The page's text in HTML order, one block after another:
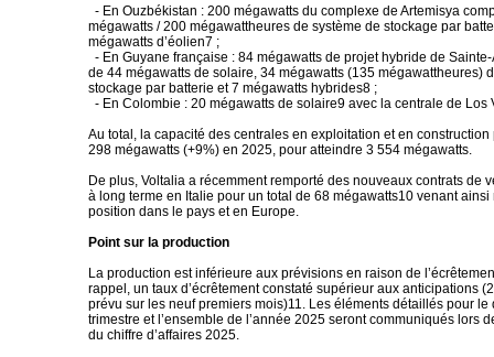
- En Ouzbékistan : 200 mégawatts du complexe de Artemisya
mégawatts / 200 mégawattheures de système de stockage par
mégawatts d’éolien7 ;
- En Guyane française : 84 mégawatts de projet hybride de
de 44 mégawatts de solaire, 34 mégawatts (135 mégawattheures)
stockage par batterie et 7 mégawatts hybrides8 ;
- En Colombie : 20 mégawatts de solaire9 avec la centrale de Los
Au total, la capacité des centrales en exploitation et en
298 mégawatts (+9%) en 2025, pour atteindre 3 554 mégawatts.
De plus, Voltalia a récemment remporté des nouveaux contrats de
à long terme en Italie pour un total de 68 mégawatts10 venant ainsi
position dans le pays et en Europe.
Point sur la production
La production est inférieure aux prévisions en raison de
rappel, un taux d’écrêtement constaté supérieur aux anticipations
prévu sur les neuf premiers mois)11. Les éléments détaillés pour le
trimestre et l’ensemble de l’année 2025 seront communiqués lors
du chiffre d’affaires 2025.